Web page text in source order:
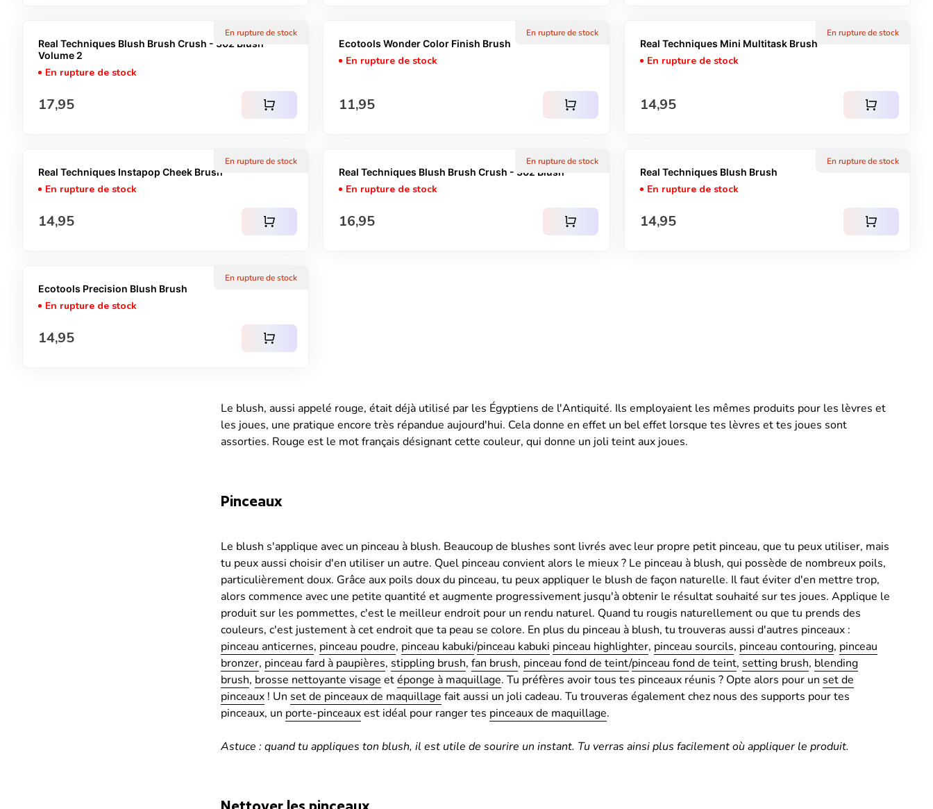
En rupture de stock
Real Techniques Blush Brush Crush - 302 Blush
Volume 2
En rupture de stock
Prix normal
17,95 shopping_cart
En rupture de stock
Ecotools Wonder Color Finish Brush
En rupture de stock
Prix normal
11,95 shopping_cart
En rupture de stock
Real Techniques Mini Multitask Brush
En rupture de stock
Prix normal
14,95 shopping_cart
En rupture de stock
Real Techniques Instapop Cheek Brush
En rupture de stock
Prix normal
14,95 shopping_cart
En rupture de stock
Real Techniques Blush Brush Crush - 302 Blush
En rupture de stock
Prix normal
16,95 shopping_cart
En rupture de stock
Real Techniques Blush Brush
En rupture de stock
Prix normal
14,95 shopping_cart
En rupture de stock
Ecotools Precision Blush Brush
En rupture de stock
Prix normal
14,95 shopping_cart
Le blush, aussi appelé rouge, était déjà utilisé par les Égyptiens de l'Antiquité. Ils employaient les mêmes produits pour les lèvres et
les joues, une pratique encore très répandue aujourd'hui. Cela donne en effet un bel effet lorsque tes lèvres et tes joues sont
assorties. Rouge est le mot français désignant cette couleur, qui donne un joli teint aux joues.
Pinceaux
Le blush s'applique avec un pinceau à blush. Beaucoup de blushes sont livrés avec leur propre petit pinceau, que tu peux utiliser, mais
tu peux aussi choisir d'en utiliser un autre. Quel pinceau convient alors le mieux ? Le pinceau à blush, qui possède de nombreux poils,
particulièrement doux. Grâce aux poils doux du pinceau, tu peux appliquer le blush de façon naturelle. Il faut éviter d'en mettre trop,
alors commence avec une petite quantité et augmente progressivement jusqu'à obtenir le résultat souhaité sur tes joues. Applique le
produit sur les pommettes, c'est le meilleur endroit pour un rendu naturel. Quand tu rougis naturellement ou que tu prends des
couleurs, c'est justement à cet endroit que ta peau se colore. En plus du pinceau à blush, tu trouveras aussi d'autres pinceaux :
pinceau anticernes, pinceau poudre, pinceau kabuki/pinceau kabuki pinceau highlighter, pinceau sourcils, pinceau contouring, pinceau
bronzer, pinceau fard à paupières, stippling brush, fan brush, pinceau fond de teint/pinceau fond de teint, setting brush, blending
brush, brosse nettoyante visage etéponge à maquillage. Tu préfères avoir tous tes pinceaux réunis ? Opte alors pour un set de
pinceaux ! Un set de pinceaux de maquillage fait aussi un joli cadeau. Tu trouveras également chez nous des supports pour tes
pinceaux, un porte-pinceauxest idéal pour ranger tes pinceaux de maquillage.
Astuce : quand tu appliques ton blush, il est utile de sourire un instant. Tu verras ainsi plus facilement où appliquer le produit.